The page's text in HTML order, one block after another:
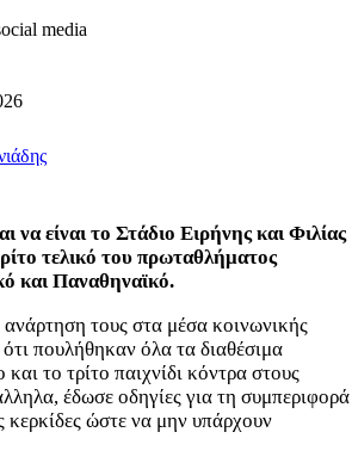
media
να είναι το Στάδιο Ειρήνης και Φιλίας
τελικό του πρωταθλήματος
και Παναθηναϊκό.
τους στα μέσα κοινωνικής
πουλήθηκαν όλα τα διαθέσιμα
και το τρίτο παιχνίδι κόντρα στους
έδωσε οδηγίες για τη συμπεριφορά
κερκίδες ώστε να μην υπάρχουν